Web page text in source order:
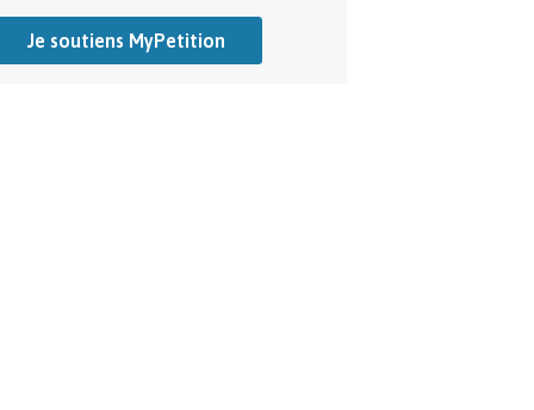
Je soutiens MyPetition